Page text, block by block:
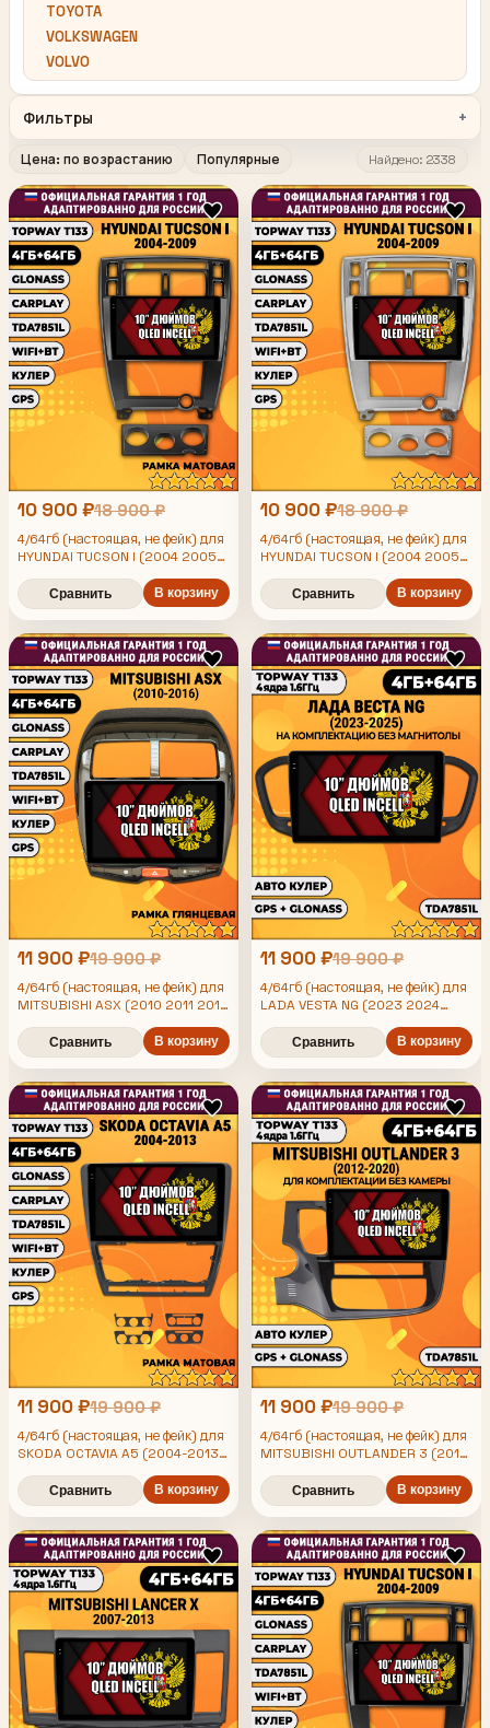
TOYOTA
VOLKSWAGEN
VOLVO
Фильтры
Цена: по возрастанию Популярные Найдено: 2338
10 900 ₽18 900 ₽
4/64гб (настоящая, не фейк) для
HYUNDAI TUCSON I (2004 2005
магнитола с усилителем
TDA7851, рамка черная
Сравнить В корзину
10 900 ₽18 900 ₽
4/64гб (настоящая, не фейк) для
HYUNDAI TUCSON I (2004 2005
магнитола с усилителем
TDA7851, рамка серебро
Сравнить В корзину
11 900 ₽19 900 ₽
4/64гб (настоящая, не фейк) для
MITSUBISHI ASX (2010 2011 2012
Митсубиси АСХ, Android
магнитола с усилителем
Сравнить В корзину
11 900 ₽19 900 ₽
4/64гб (настоящая, не фейк) для
LADA VESTA NG (2023 2024
2025) ЛАДА ВЕСТА НОВАЯ - на
комплектацию без магнитолы,
Android магнитола с
усилителем TDA7851
Сравнить В корзину
11 900 ₽19 900 ₽
4/64гб (настоящая, не фейк) для
SKODA OCTAVIA A5 (2004-2013),
Android магнитола с
усилителем TDA7851
Сравнить В корзину
11 900 ₽19 900 ₽
4/64гб (настоящая, не фейк) для
MITSUBISHI OUTLANDER 3 (2012
2019 2020), Android магнитола
для комплектации без камеры с
усилителем TDA7851
Сравнить В корзину